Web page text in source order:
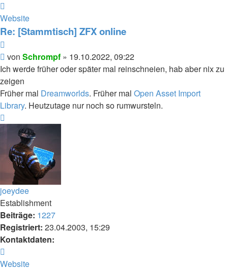
von
Schrompf
Website
Re: [Stammtisch] ZFX online
Beitrag
von Schrompf » 19.10.2022, 09:22
Ich werde früher oder später mal reinschneien, hab aber nix zu
zeigen
Früher mal Dreamworlds. Früher mal Open Asset Import
Library. Heutzutage nur noch so rumwursteln.
oben
joeydee
Establishment
Beiträge: 1227
Registriert: 23.04.2003, 15:29
Kontaktdaten:
von
Website